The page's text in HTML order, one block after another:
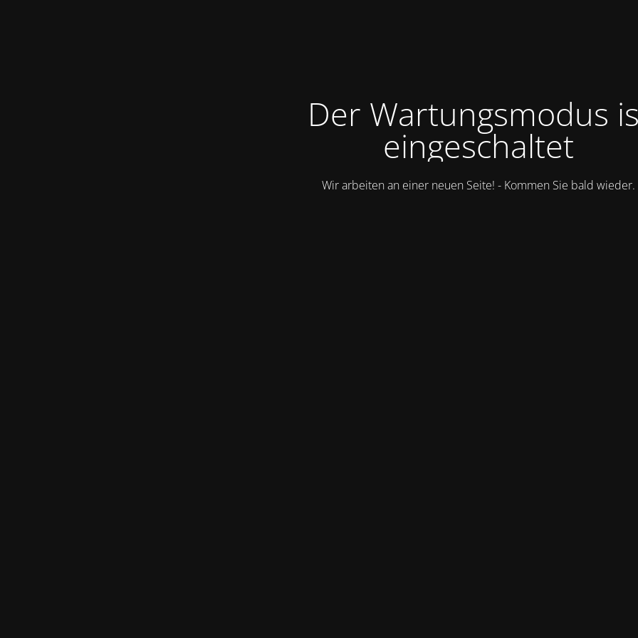
Der Wartungsmodus
eingeschaltet
Wir arbeiten an einer neuen Seite! - Kommen Sie bald wieder.